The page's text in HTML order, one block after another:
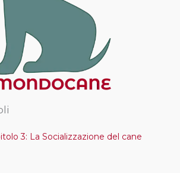
3: La Socializzazione del cane